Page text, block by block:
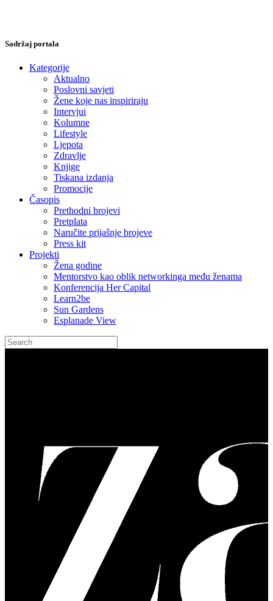
Sadržaj portala
Kategorije
Aktualno
Poslovni savjeti
Žene koje nas inspiriraju
Intervjui
Kolumne
Lifestyle
Ljepota
Zdravlje
Knjige
Tiskana izdanja
Promocije
Časopis
Prethodni brojevi
Pretplata
Naručite prijašnje brojeve
Press kit
Projekti
Žena godine
Mentorstvo kao oblik networkinga među ženama
Konferencija Her Capital
Learn2be
Sun Gardens
Esplanade View